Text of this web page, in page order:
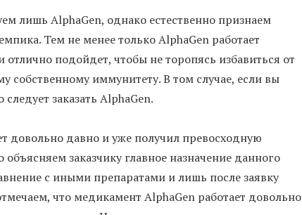
лишь AlphaGen, однако естественно признаем
Тем не менее только AlphaGen работает
отлично подойдет, чтобы не торопясь избавиться от
собственному иммунитету. В том случае, если вы
заказать AlphaGen.
довольно давно и уже получил превосходную
заказчику главное назначение данного
с иными препаратами и лишь после заявку
что медикамент AlphaGen работает довольно